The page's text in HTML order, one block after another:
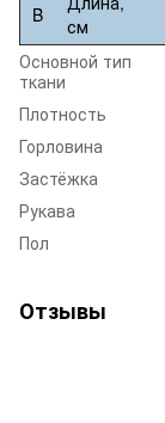
B
см
Основной тип
ткани
Плотность
Горловина
Застёжка
Рукава
Пол
Отзывы